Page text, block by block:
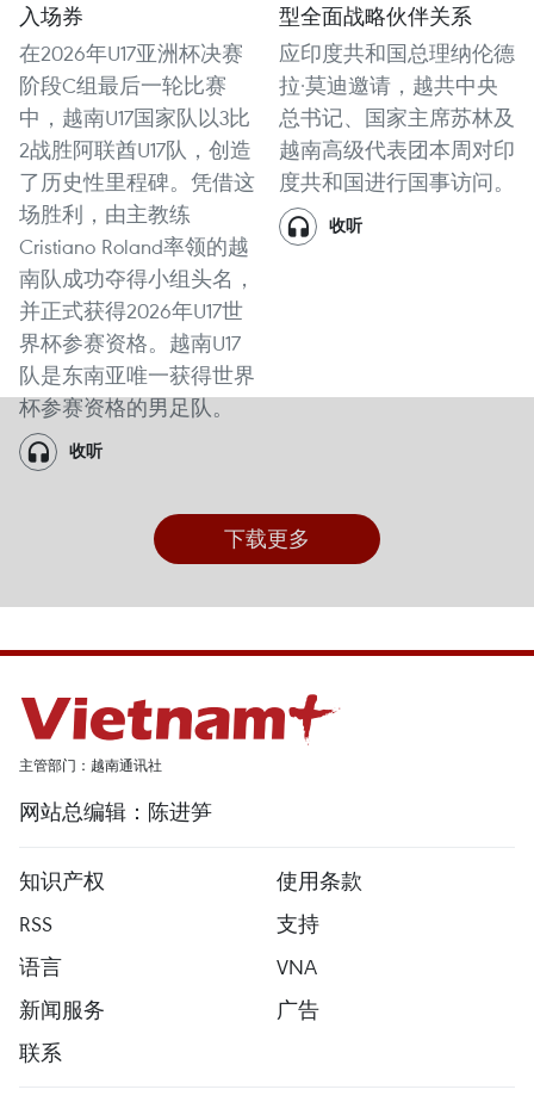
入场券
在2026年U17亚洲杯决赛
阶段C组最后一轮比赛
中，越南U17国家队以3比
2战胜阿联酋U17队，创造
了历史性里程碑。凭借这
场胜利，由主教练
Cristiano Roland率领的越
南队成功夺得小组头名，
并正式获得2026年U17世
界杯参赛资格。越南U17
队是东南亚唯一获得世界
杯参赛资格的男足队。
收听
型全面战略伙伴关系
应印度共和国总理纳伦德
拉·莫迪邀请，越共中央
总书记、国家主席苏林及
越南高级代表团本周对印
度共和国进行国事访问。
收听
下载更多
主管部门：越南通讯社
网站总编辑：陈进笋
知识产权
使用条款
RSS
支持
语言
VNA
新闻服务
广告
联系